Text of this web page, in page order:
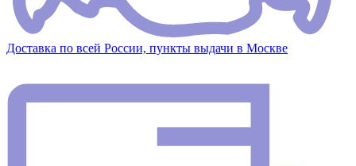
Доставка по всей России, пункты выдачи в Москве